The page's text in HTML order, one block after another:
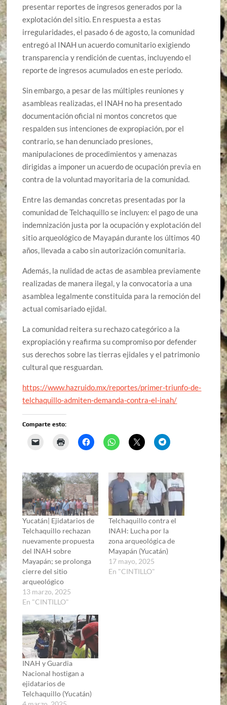
presentar reportes de ingresos generados por la
explotación del sitio. En respuesta a estas
irregularidades, el pasado 6 de agosto, la comunidad
entregó al INAH un acuerdo comunitario exigiendo
transparencia y rendición de cuentas, incluyendo el
reporte de ingresos acumulados en este periodo.
Sin embargo, a pesar de las múltiples reuniones y
asambleas realizadas, el INAH no ha presentado
documentación oficial ni montos concretos que
respalden sus intenciones de expropiación, por el
contrario, se han denunciado presiones,
manipulaciones de procedimientos y amenazas
dirigidas a imponer un acuerdo de ocupación previa en
contra de la voluntad mayoritaria de la comunidad.
Entre las demandas concretas presentadas por la
comunidad de Telchaquillo se incluyen: el pago de una
indemnización justa por la ocupación y explotación del
sitio arqueológico de Mayapán durante los últimos 40
años, llevada a cabo sin autorización comunitaria.
Además, la nulidad de actas de asamblea previamente
realizadas de manera ilegal, y la convocatoria a una
asamblea legalmente constituida para la remoción del
actual comisariado ejidal.
La comunidad reitera su rechazo categórico a la
expropiación y reafirma su compromiso por defender
sus derechos sobre las tierras ejidales y el patrimonio
cultural que resguardan.
https://www.hazruido.mx/reportes/primer-triunfo-de-
telchaquillo-admiten-demanda-contra-el-inah/
Comparte esto:
Yucatán| Ejidatarios de
Telchaquillo rechazan
nuevamente propuesta
del INAH sobre
Mayapán; se prolonga
cierre del sitio
arqueológico
13 marzo, 2025
En "CINTILLO"
Telchaquillo contra el
INAH: Lucha por la
zona arqueológica de
Mayapán (Yucatán)
17 mayo, 2025
En "CINTILLO"
INAH y Guardia
Nacional hostigan a
ejidatarios de
Telchaquillo (Yucatán)